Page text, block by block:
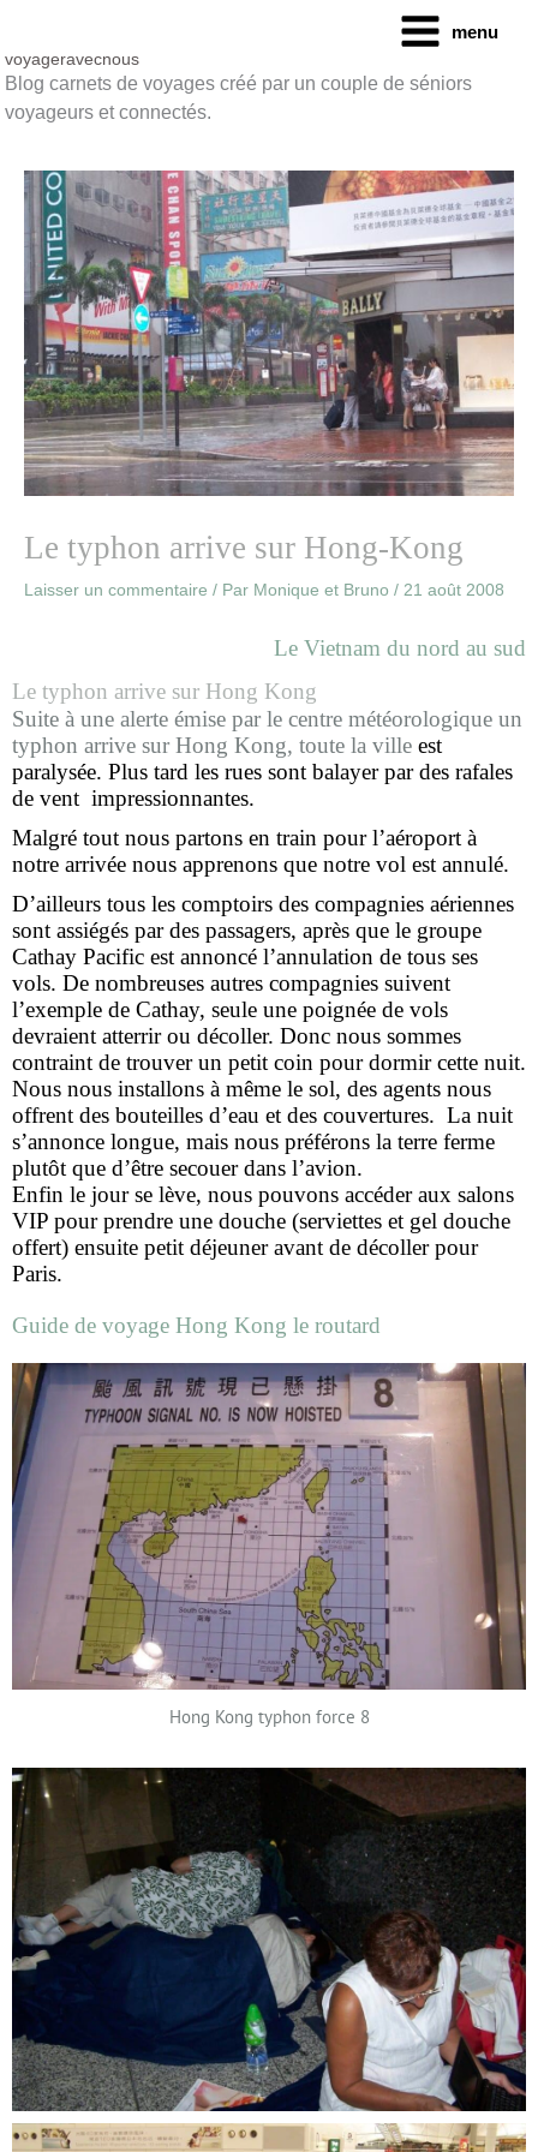
contenu
menu
voyageravecnous
Blog carnets de voyages créé par un couple de séniors
voyageurs et connectés.
Le typhon arrive sur Hong-Kong
Laisser un commentaire / Par Monique et Bruno / 21 août 2008
Le Vietnam du nord au sud
Le typhon arrive sur Hong Kong
Suite à une alerte émise par le centre météorologique un
typhon arrive sur Hong Kong, toute la ville est
paralysée. Plus tard les rues sont balayer par des rafales
de vent impressionnantes.
Malgré tout nous partons en train pour l’aéroport à
notre arrivée nous apprenons que notre vol est annulé.
D’ailleurs tous les comptoirs des compagnies aériennes
sont assiégés par des passagers, après que le groupe
Cathay Pacific est annoncé l’annulation de tous ses
vols. De nombreuses autres compagnies suivent
l’exemple de Cathay, seule une poignée de vols
devraient atterrir ou décoller. Donc nous sommes
contraint de trouver un petit coin pour dormir cette nuit.
Nous nous installons à même le sol, des agents nous
offrent des bouteilles d’eau et des couvertures. La nuit
s’annonce longue, mais nous préférons la terre ferme
plutôt que d’être secouer dans l’avion.
Enfin le jour se lève, nous pouvons accéder aux salons
VIP pour prendre une douche (serviettes et gel douche
offert) ensuite petit déjeuner avant de décoller pour
Paris.
Guide de voyage Hong Kong le routard
Hong Kong typhon force 8